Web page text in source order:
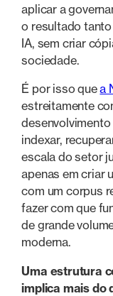
aplicar a
o resultado
IA, sem criar
sociedade.
É por isso quea
estreitamente
indexar,
escala do setor
apenas em criar
com um corpus
fazer com que
de grande
moderna.
Uma estrutura
implica mais do